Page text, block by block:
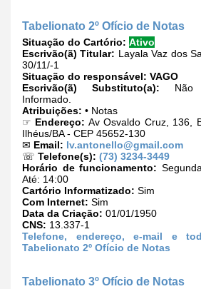
Tabelionato 2º Ofício de Notas
Situação do Cartório: Ativo
Escrivão(ã) Titular: Layala Vaz dos
30/11/-1
Situação do responsável: VAGO
Escrivão(ã) Substituto(a): Não
Informado.
Atribuições: • Notas
☞ Endereço: Av Osvaldo Cruz, 136,
Ilhéus/BA - CEP 45652-130
✉ Email: lv.antonello@gmail.com
☏ Telefone(s): (73) 3234-3449
Horário de funcionamento:
Até: 14:00
Cartório Informatizado: Sim
Com Internet: Sim
Data da Criação: 01/01/1950
CNS: 13.337-1
Telefone, endereço, e-mail e
Tabelionato 2º Ofício de Notas
Tabelionato 3º Ofício de Notas